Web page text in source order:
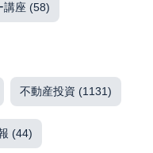
講座 (58)
不動産投資 (1131)
(44)